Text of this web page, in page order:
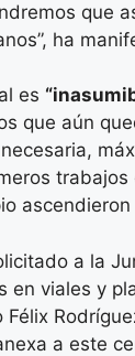
que
ha
es
que aún
trabajos
a la
en viales y
Félix
a este